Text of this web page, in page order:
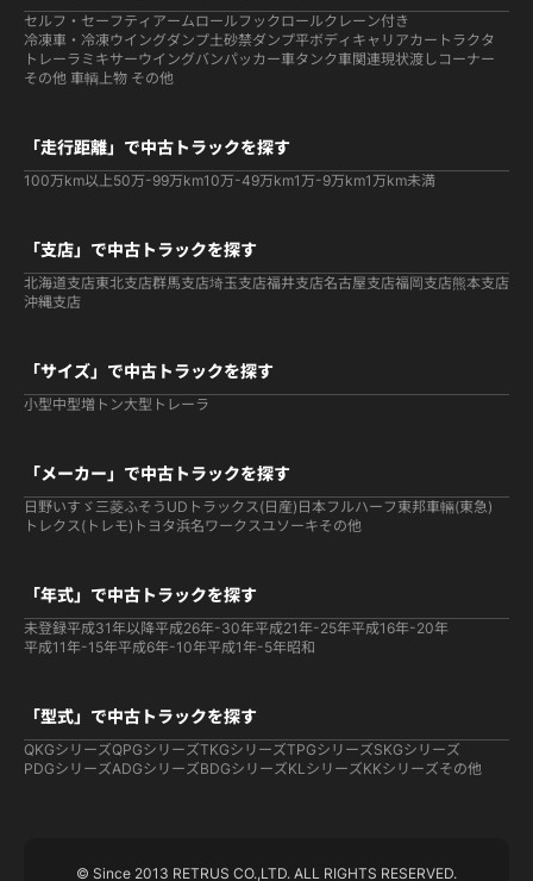
セルフ・セーフティ アームロールフックロールクレーン付き
冷凍車・冷凍ウイングダンプ土砂禁ダンプ平ボディ キャリアカー トラクタ
トレーラ ミキサーウイングバンパッカー車タンク車関連現状渡しコーナー
その他 車輌上物 その他
「走行距離」で中古トラックを探す
100万km以上50万-99万km10万-49万km1万-9万km1万km未満
「支店」で中古トラックを探す
北海道支店東北支店群馬支店埼玉支店福井支店名古屋支店福岡支店熊本支店
沖縄支店
「サイズ」で中古トラックを探す
小型中型増トン大型 トレーラ
「メーカー」で中古トラックを探す
日野いすゞ 三菱ふそう UDトラックス(日産) 日本フルハーフ 東邦車輛(東急)
トレクス(トレモ) トヨタ浜名ワークスユソーキその他
「年式」で中古トラックを探す
未登録平成31年以降平成26年-30年平成21年-25年平成16年-20年
平成11年-15年平成6年-10年平成1年-5年昭和
「型式」で中古トラックを探す
QKGシリーズQPGシリーズTKGシリーズTPGシリーズSKGシリーズ
PDGシリーズADGシリーズBDGシリーズKLシリーズKKシリーズその他
© Since 2013 RETRUS CO.,LTD. ALL RIGHTS RESERVED.